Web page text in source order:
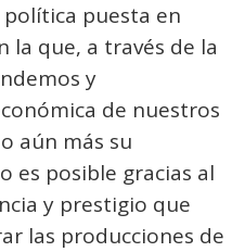
política puesta en
la que, a través de la
y
de nuestros
aún más su
es posible gracias al
y prestigio que
las producciones de